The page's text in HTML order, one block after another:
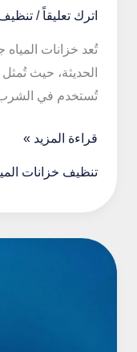
اترك تعليقاً / تنظيف
تُعد خزانات
الحديثة، حيث
تُستخدم في
تنظيف
قراءة المزيد »
تنظيف خزانات